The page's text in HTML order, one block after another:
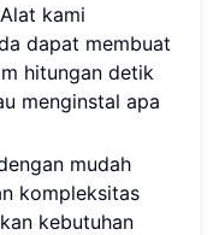
kami
dapat membuat
hitungan detik
menginstal apa
mudah
kompleksitas
kebutuhan